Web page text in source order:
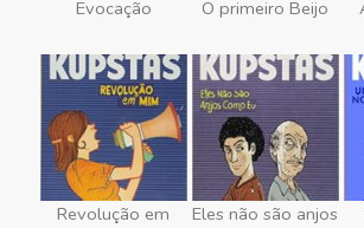
Evocação O primeiro Beijo
Revolução em
Eles não são anjos